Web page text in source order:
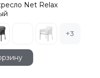
Net Relax
+3